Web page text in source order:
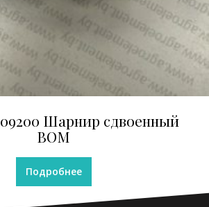
Шарнир сдвоенный
ВОМ
Подробнее